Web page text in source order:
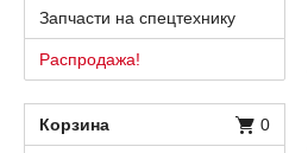
Запчасти на спецтехнику
Распродажа!
Корзина 0